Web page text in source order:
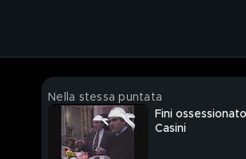
Nella stessa puntata
Fini
Casini